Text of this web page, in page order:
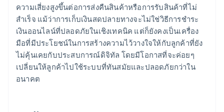
ความเสี่ยงสูงขึ้นต่อการส่งคืนสินค้าหรือการรับสินค้าที่ไม่
สำเร็จ แม้ว่าการเก็บเงินสดปลายทางจะไม่ใช่วิธีการชำระ
เงินออนไลน์ที่ปลอดภัยในเชิงเทคนิค แต่ก็ยังคงเป็นเครื่อง
มือที่มีประโยชน์ในการสร้างความไว้วางใจให้กับลูกค้าที่ยัง
ไม่คุ้นเคยกับประสบการณ์ดิจิทัล โดยมีโอกาสที่จะค่อยๆ
เปลี่ยนให้ลูกค้าไปใช้ระบบที่ทันสมัยและปลอดภัยกว่าใน
อนาคต